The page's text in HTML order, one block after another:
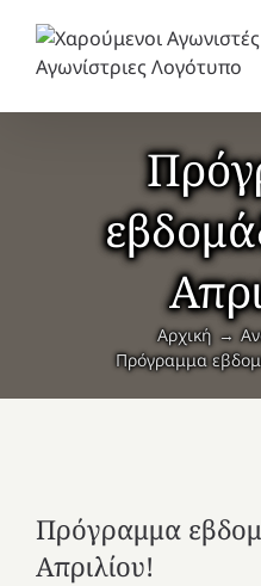
περιεχόμενο
Αρχική
Πρόγραμμα
Πρόγραμμα
Απριλίου!